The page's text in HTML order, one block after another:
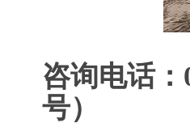
咨询电话：
号）